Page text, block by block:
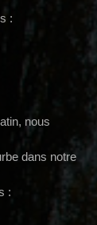
:
nous
dans notre
: